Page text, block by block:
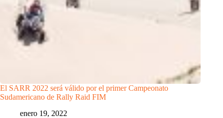
El SARR 2022 será válido por el primer Campeonato
Sudamericano de Rally Raid FIM
enero 19, 2022